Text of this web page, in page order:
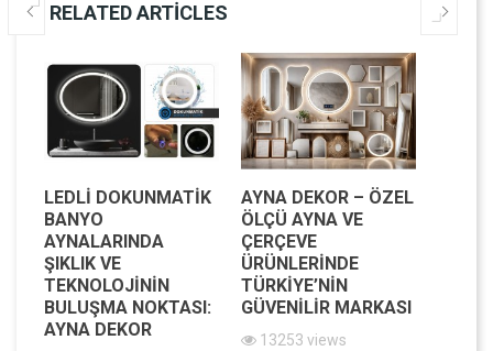
RELATED ARTICLES
LEDLI DOKUNMATIK
BANYO
AYNALARINDA
ŞIKLIK VE
TEKNOLOJININ
BULUŞMA NOKTASI:
AYNA DEKOR
AYNA DEKOR – ÖZEL
ÖLÇÜ AYNA VE
ÇERÇEVE
ÜRÜNLERINDE
TÜRKIYE’NIN
GÜVENILIR MARKASI
13253 views